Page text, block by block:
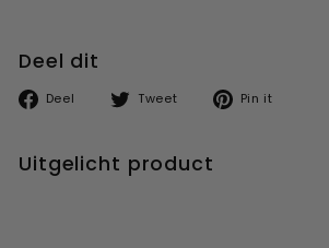
Deel dit
Deel
Deel
Tweet
Tweet Pin it
Uitgelicht product